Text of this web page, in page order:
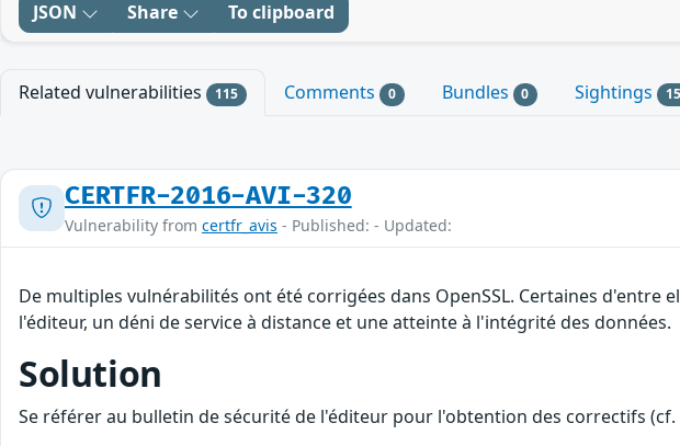
JSON Share To clipboard
Related vulnerabilities 115 Comments 0 Bundles 0 Sightings 15
CERTFR-2016-AVI-320
Vulnerability from certfr_avis - Published: - Updated:
De multiples vulnérabilités ont été corrigées dans OpenSSL. Certaines
l'éditeur, un déni de service à distance et une atteinte à l'intégrité des données.
Solution
Se référer au bulletin de sécurité de l'éditeur pour l'obtention des correctifs